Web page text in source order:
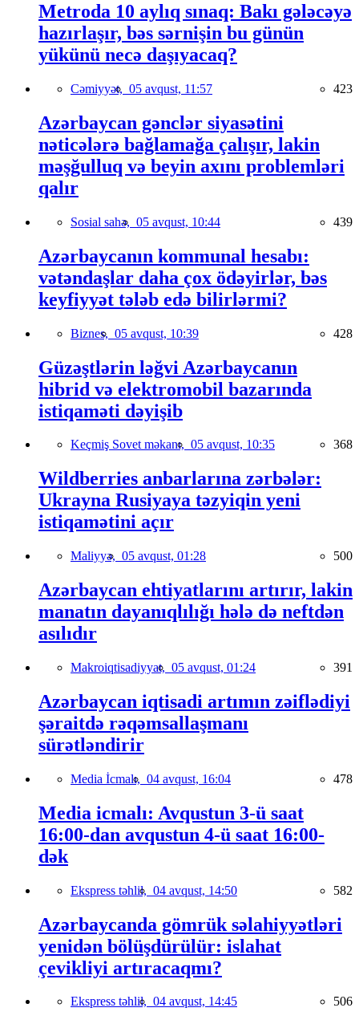
Metroda 10 aylıq sınaq: Bakı gələcəyə
hazırlaşır, bəs sərnişin bu günün
yükünü necə daşıyacaq?
Cəmiyyət, 05 avqust, 11:57 423
Azərbaycan gənclər siyasətini
nəticələrə bağlamağa çalışır, lakin
məşğulluq və beyin axını problemləri
qalır
Sosial sahə, 05 avqust, 10:44 439
Azərbaycanın kommunal hesabı:
vətəndaşlar daha çox ödəyirlər, bəs
keyfiyyət tələb edə bilirlərmi?
Biznes, 05 avqust, 10:39 428
Güzəştlərin ləğvi Azərbaycanın
hibrid və elektromobil bazarında
istiqaməti dəyişib
Keçmiş Sovet məkanı, 05 avqust, 10:35 368
Wildberries anbarlarına zərbələr:
Ukrayna Rusiyaya təzyiqin yeni
istiqamətini açır
Maliyyə, 05 avqust, 01:28 500
Azərbaycan ehtiyatlarını artırır, lakin
manatın dayanıqlılığı hələ də neftdən
asılıdır
Makroiqtisadiyyat, 05 avqust, 01:24 391
Azərbaycan iqtisadi artımın zəiflədiyi
şəraitdə rəqəmsallaşmanı
sürətləndirir
Media İcmalı, 04 avqust, 16:04 478
Media icmalı: Avqustun 3-ü saat
16:00-dan avqustun 4-ü saat 16:00-
dək
Ekspress təhlil, 04 avqust, 14:50 582
Azərbaycanda gömrük səlahiyyətləri
yenidən bölüşdürülür: islahat
çevikliyi artıracaqmı?
Ekspress təhlil, 04 avqust, 14:45 506